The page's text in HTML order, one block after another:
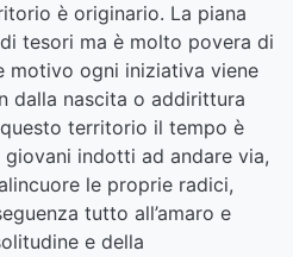
è originario. La piana
tesori ma è molto povera di
motivo ogni iniziativa viene
dalla nascita o addirittura
territorio il tempo è
indotti ad andare via,
le proprie radici,
tutto all’amaro e
e della